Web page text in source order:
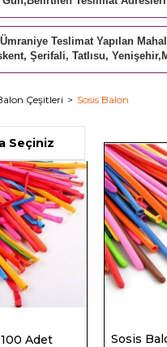
Ümraniye Teslimat Yapılan
Şerifali, Tatlısu,
Çeşitleri Sosis Balon
Adet Sosis